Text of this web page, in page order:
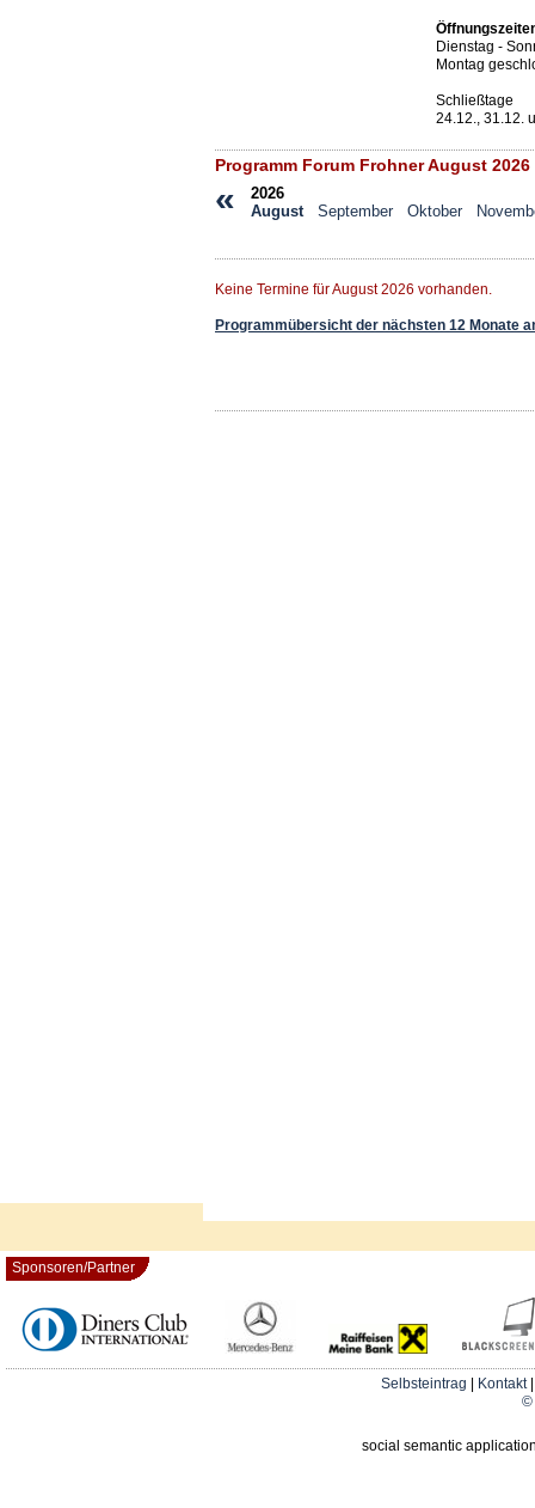
Dienstag -
Montag
Schließtage
24.12., 31.12.
Programm Forum Frohner August 2026
«
2026
August
September Oktober
Keine Termine für August 2026 vorhanden.
Programmübersicht der nächsten 12 Monate
Sponsoren/Partner
Selbsteintrag Kontakt
©
social semantic